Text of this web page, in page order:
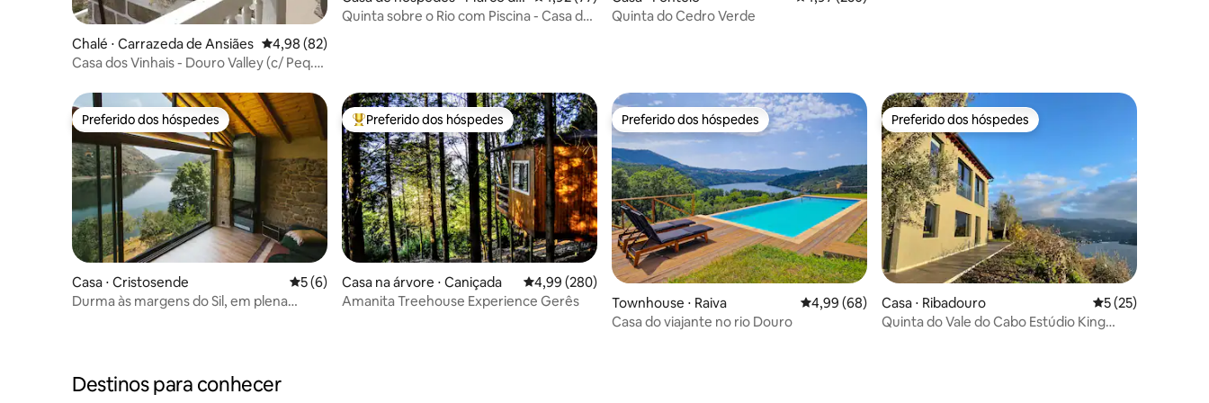
Chalé ⋅ Carrazeda de Ansiães 4,98 de uma avaliação média de 5, 82 avaliações
4,98 (82)
Casa dos Vinhais - Douro Valley (c/ Peq.
Canaveses
Quinta sobre o Rio com Piscina - Casa da
Quinta do Cedro Verde
Preferido dos hóspedes
Preferido dos hóspedes
Casa ⋅ Cristosende 5 de uma avaliação média de 5, 6 avaliações
5 (6)
Durma às margens do Sil, em plena
Entre os melhores preferidos dos hóspedes
Preferido dos hóspedes
Casa na árvore ⋅ Caniçada 4,99 de uma avaliação média de 5, 280 avaliações
4,99 (280)
Amanita Treehouse Experience Gerês
Preferido dos hóspedes
Preferido dos hóspedes
Townhouse ⋅ Raiva 4,99 de uma avaliação média de 5, 68 avaliações
4,99 (68)
Casa do viajante no rio Douro
Preferido dos hóspedes
Preferido dos hóspedes
Casa ⋅ Ribadouro 5 de uma
5 (25)
Quinta do Vale do Cabo Estúdio King
Destinos para conhecer